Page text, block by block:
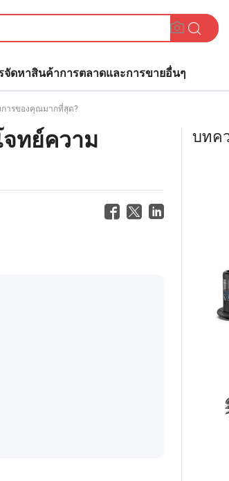
จัดหาสินค้าการตลาดและการขายอื่นๆ
การของคุณมากที่สุด?
จทย์ความ
บทค